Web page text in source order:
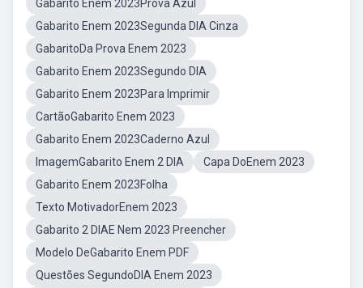
Gabarito Enem 2023Prova Azul
Gabarito Enem 2023Segunda DIA Cinza
GabaritoDa Prova Enem 2023
Gabarito Enem 2023Segundo DIA
Gabarito Enem 2023Para Imprimir
CartãoGabarito Enem 2023
Gabarito Enem 2023Caderno Azul
ImagemGabarito Enem 2 DIA
Capa DoEnem 2023
Gabarito Enem 2023Folha
Texto MotivadorEnem 2023
Gabarito 2 DIAE Nem 2023 Preencher
Modelo DeGabarito Enem PDF
Questões SegundoDIA Enem 2023